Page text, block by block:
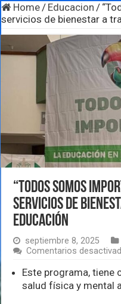
Home / Educacion /
servicios de bienestar a
“Todos Somos
servicios de
educación
septiembre 8, 2025
Comentarios
Este programa, tiene
salud física y mental